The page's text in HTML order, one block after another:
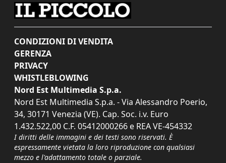
CONDIZIONI DI VENDITA
GERENZA
PRIVACY
WHISTLEBLOWING
Nord Est Multimedia S.p.a.
Nord Est Multimedia S.p.a. - Via Alessandro Poerio,
34, 30171 Venezia (VE). Cap. Soc. i.v. Euro
1.432.522,00 C.F. 05412000266 e REA VE-454332
I diritti delle immagini e dei testi sono riservati. È
espressamente vietata la loro riproduzione con qualsiasi
mezzo e l'adattamento totale o parziale.